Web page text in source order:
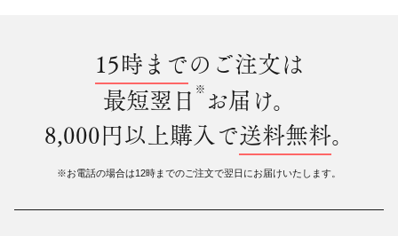
15時までのご注文は
最短翌日 ※ お届け。
8,000円以上購入で送料無料。
※お電話の場合は12時までのご注文で翌日にお届けいたします。